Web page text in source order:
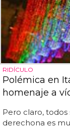
RIDÍCULO
Polémica en
homenaje a
Pero claro,
derechona es